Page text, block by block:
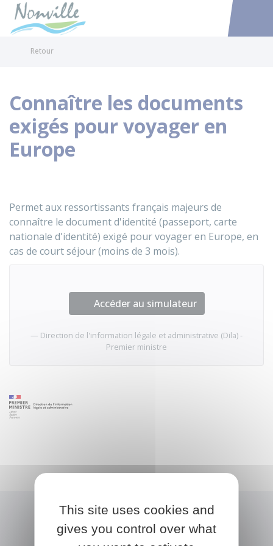
Accéder
Retour
Connaître les documents
exigés pour voyager en
Europe
Permet aux ressortissants français majeurs de
connaître le document d'identité (passeport, carte
nationale d'identité) exigé pour voyager en Europe, en
cas de court séjour (moins de 3 mois).
Accéder au simulateur
Direction de l'information légale et administrative (Dila) -
Premier ministre
This site uses cookies and
gives you control over what